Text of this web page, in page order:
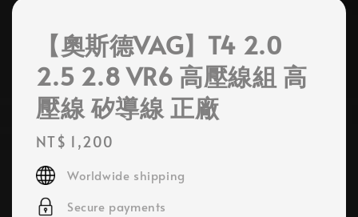
【奧斯德VAG】T4 2.0
2.5 2.8 VR6 高壓線組 高
壓線 矽導線 正廠
Regular
price
NT$ 1,200
Worldwide shipping
Secure payments